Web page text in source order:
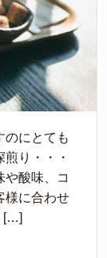
のにとても
り・・・
や酸味、コ
様に合わせ
[…]